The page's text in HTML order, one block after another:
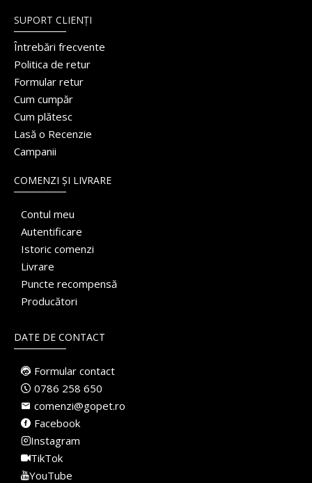
SUPORT CLIENȚI
Întrebări frecvente
Politica de retur
Formular retur
Cum cumpăr
Cum plătesc
Lasă o Recenzie
Campanii
COMENZI ȘI LIVRARE
Contul meu
Autentificare
Istoric comenzi
Livrare
Puncte recompensă
Producători
DATE DE CONTACT
Formular contact
0786 258 650
comenzi@gopet.ro
Facebook
Instagram
TikTok
YouTube